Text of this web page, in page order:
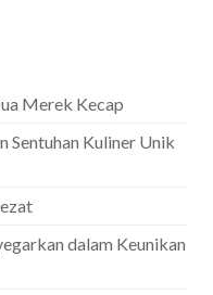
Merek Kecap
Sentuhan Kuliner Unik
dalam Keunikan